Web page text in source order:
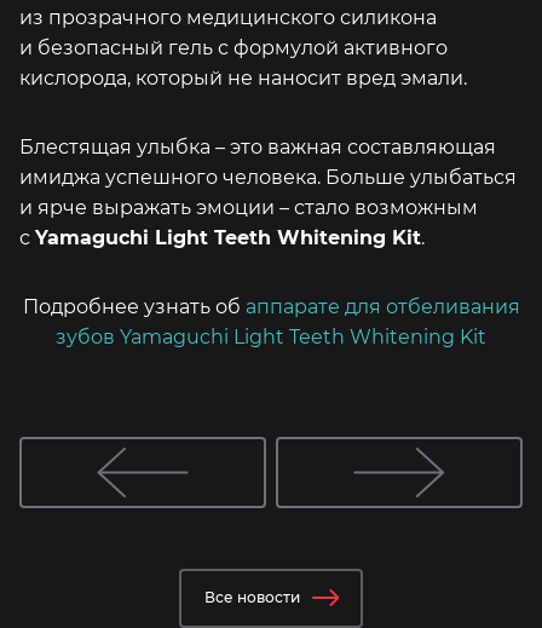
из прозрачного медицинского силикона
и безопасный гель с формулой активного
кислорода, который не наносит вред эмали.
Блестящая улыбка – это важная составляющая
имиджа успешного человека. Больше улыбаться
и ярче выражать эмоции – стало возможным
с Yamaguchi Light Teeth Whitening Kit.
Подробнее узнать об аппарате для отбеливания
зубов Yamaguchi Light Teeth Whitening Kit
Все новости